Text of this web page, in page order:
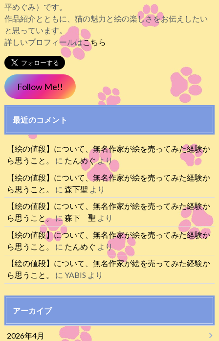
平めぐみ）です。
作品紹介とともに、猫の魅力と絵の楽しさをお伝えしたい
と思っています。
詳しいプロフィールはこちら
Follow Me!!
最近のコメント
【絵の値段】について、無名作家が絵を売ってみた経験か
ら思うこと。
に たんめぐより
【絵の値段】について、無名作家が絵を売ってみた経験か
ら思うこと。
に 森下聖 より
【絵の値段】について、無名作家が絵を売ってみた経験か
ら思うこと。に 森下 聖 より
【絵の値段】について、無名作家が絵を売ってみた経験か
ら思うこと。
に たんめぐ より
【絵の値段】について、無名作家が絵を売ってみた経験か
ら思うこと。
に YABIS より
アーカイブ
2026年4月